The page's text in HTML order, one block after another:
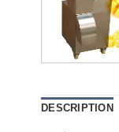
DESCRIPTION